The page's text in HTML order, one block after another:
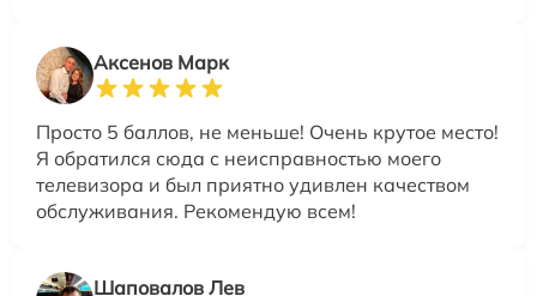
Аксенов Марк
Просто 5 баллов, не меньше! Очень крутое место!
Я обратился сюда с неисправностью моего
телевизора и был приятно удивлен качеством
обслуживания. Рекомендую всем!
Шаповалов Лев